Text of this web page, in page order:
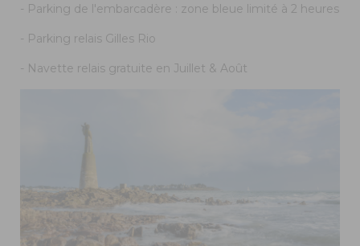
- Parking de l'embarcadère : zone bleue limité à 2 heures
- Parking relais Gilles Rio
- Navette relais gratuite en Juillet & Août